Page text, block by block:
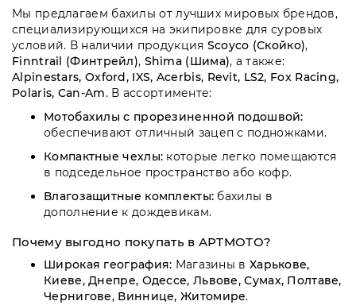
19:00
Вс
-
выходной
Мы предлагаем бахилы от лучших мировых брендов,
специализирующихся на экипировке для суровых
условий. В наличии продукция Scoyco (Скойко),
Finntrail (Финтрейл), Shima (Шима), а также:
Alpinestars, Oxford, IXS, Acerbis, Revit, LS2, Fox Racing,
Polaris, Can-Am. В ассортименте:
Мотобахилы с прорезиненной подошвой:
обеспечивают отличный зацеп с подножками.
Компактные чехлы: которые легко помещаются
в подседельное пространство або кофр.
Влагозащитные комплекты: бахилы в
дополнение к дождевикам.
Почему выгодно покупать в АРТМОТО?
Широкая география: Магазины в Харькове,
Киеве, Днепре, Одессе, Львове, Сумах, Полтаве,
Чернигове, Виннице, Житомире.